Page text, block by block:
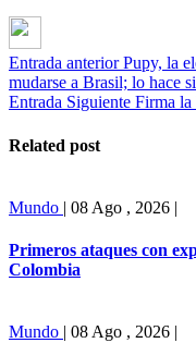
Entrada anterior Pupy, la
mudarse a Brasil; lo hace
Entrada Siguiente Firma
Related post
Mundo | 08 Ago , 2026 |
Primeros ataques con
Colombia
Mundo | 08 Ago , 2026 |